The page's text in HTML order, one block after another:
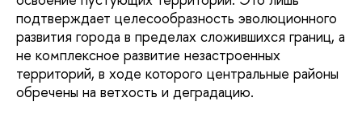
подтверждает целесообразность эволюционного
развития города в пределах сложившихся границ, а
не комплексное развитие незастроенных
территорий, в ходе которого центральные районы
обречены на ветхость и деградацию.